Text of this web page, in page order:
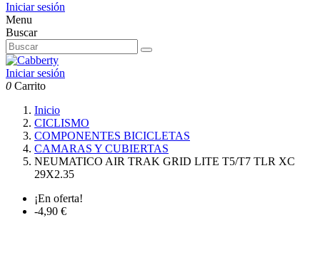
Iniciar sesión
Menu
Buscar
Iniciar sesión
0 Carrito
Inicio
CICLISMO
COMPONENTES BICICLETAS
CAMARAS Y CUBIERTAS
NEUMATICO AIR TRAK GRID LITE T5/T7 TLR XC
29X2.35
¡En oferta!
-4,90 €